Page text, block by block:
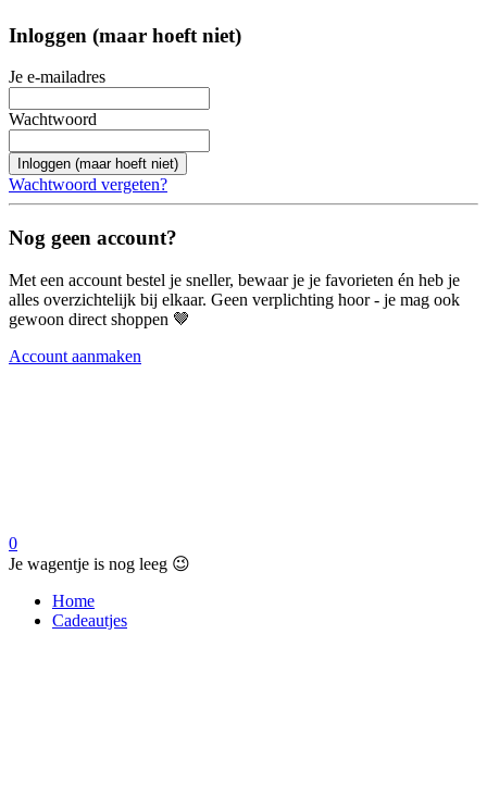
Inloggen (maar hoeft niet)
Je e-mailadres
Wachtwoord
Inloggen (maar hoeft niet)
Wachtwoord vergeten?
Nog geen account?
Met een account bestel je sneller, bewaar je je favorieten én heb je
alles overzichtelijk bij elkaar. Geen verplichting hoor - je mag ook
gewoon direct shoppen 🤎
Account aanmaken
0
Je wagentje is nog leeg 😉
Home
Cadeautjes